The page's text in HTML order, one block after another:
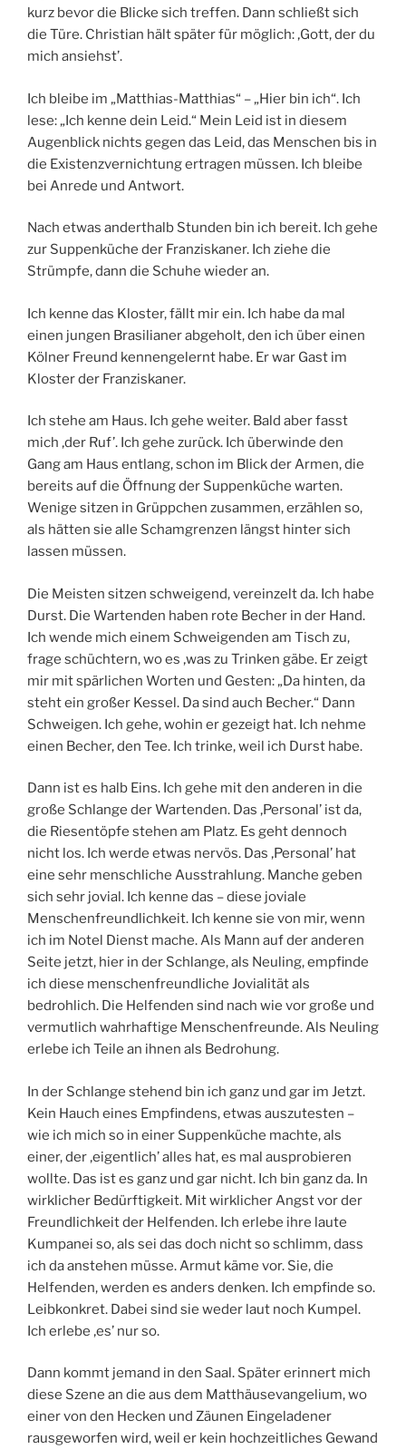
kurz bevor die Blicke sich treffen. Dann schließt sich
die Türe. Christian hält später für möglich: ‚Gott, der du
mich ansiehst’.
Ich bleibe im „Matthias-Matthias“ – „Hier bin ich“. Ich
lese: „Ich kenne dein Leid.“ Mein Leid ist in diesem
Augenblick nichts gegen das Leid, das Menschen bis in
die Existenzvernichtung ertragen müssen. Ich bleibe
bei Anrede und Antwort.
Nach etwas anderthalb Stunden bin ich bereit. Ich gehe
zur Suppenküche der Franziskaner. Ich ziehe die
Strümpfe, dann die Schuhe wieder an.
Ich kenne das Kloster, fällt mir ein. Ich habe da mal
einen jungen Brasilianer abgeholt, den ich über einen
Kölner Freund kennengelernt habe. Er war Gast im
Kloster der Franziskaner.
Ich stehe am Haus. Ich gehe weiter. Bald aber fasst
mich ‚der Ruf’. Ich gehe zurück. Ich überwinde den
Gang am Haus entlang, schon im Blick der Armen, die
bereits auf die Öffnung der Suppenküche warten.
Wenige sitzen in Grüppchen zusammen, erzählen so,
als hätten sie alle Schamgrenzen längst hinter sich
lassen müssen.
Die Meisten sitzen schweigend, vereinzelt da. Ich habe
Durst. Die Wartenden haben rote Becher in der Hand.
Ich wende mich einem Schweigenden am Tisch zu,
frage schüchtern, wo es ‚was zu Trinken gäbe. Er zeigt
mir mit spärlichen Worten und Gesten: „Da hinten, da
steht ein großer Kessel. Da sind auch Becher.“ Dann
Schweigen. Ich gehe, wohin er gezeigt hat. Ich nehme
einen Becher, den Tee. Ich trinke, weil ich Durst habe.
Dann ist es halb Eins. Ich gehe mit den anderen in die
große Schlange der Wartenden. Das ‚Personal’ ist da,
die Riesentöpfe stehen am Platz. Es geht dennoch
nicht los. Ich werde etwas nervös. Das ‚Personal’ hat
eine sehr menschliche Ausstrahlung. Manche geben
sich sehr jovial. Ich kenne das – diese joviale
Menschenfreundlichkeit. Ich kenne sie von mir, wenn
ich im Notel Dienst mache. Als Mann auf der anderen
Seite jetzt, hier in der Schlange, als Neuling, empfinde
ich diese menschenfreundliche Jovialität als
bedrohlich. Die Helfenden sind nach wie vor große und
vermutlich wahrhaftige Menschenfreunde. Als Neuling
erlebe ich Teile an ihnen als Bedrohung.
In der Schlange stehend bin ich ganz und gar im Jetzt.
Kein Hauch eines Empfindens, etwas auszutesten –
wie ich mich so in einer Suppenküche machte, als
einer, der ‚eigentlich’ alles hat, es mal ausprobieren
wollte. Das ist es ganz und gar nicht. Ich bin ganz da. In
wirklicher Bedürftigkeit. Mit wirklicher Angst vor der
Freundlichkeit der Helfenden. Ich erlebe ihre laute
Kumpanei so, als sei das doch nicht so schlimm, dass
ich da anstehen müsse. Armut käme vor. Sie, die
Helfenden, werden es anders denken. Ich empfinde so.
Leibkonkret. Dabei sind sie weder laut noch Kumpel.
Ich erlebe ‚es’ nur so.
Dann kommt jemand in den Saal. Später erinnert mich
diese Szene an die aus dem Matthäusevangelium, wo
einer von den Hecken und Zäunen Eingeladener
rausgeworfen wird, weil er kein hochzeitliches Gewand